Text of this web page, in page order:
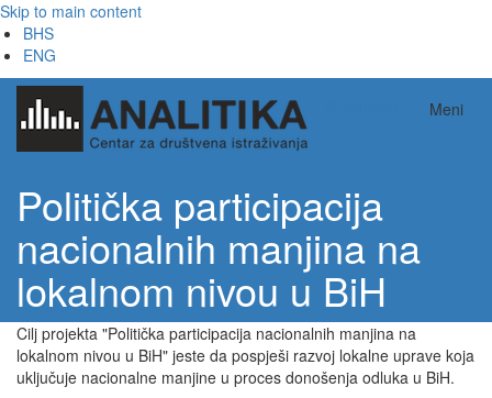
Skip to main content
BHS
ENG
Meni
Politička participacija
nacionalnih manjina na
lokalnom nivou u BiH
Cilj projekta "Politička participacija nacionalnih manjina na
lokalnom nivou u BiH" jeste da pospješi razvoj lokalne uprave koja
uključuje nacionalne manjine u proces donošenja odluka u BiH.